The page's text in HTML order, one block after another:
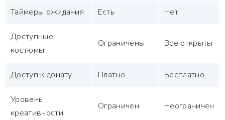
Таймеры ожидания Есть Нет
Доступные
костюмы
Ограничены Все открыты
Доступ к донату Платно Бесплатно
Уровень
креативности
Ограничен Неограничен